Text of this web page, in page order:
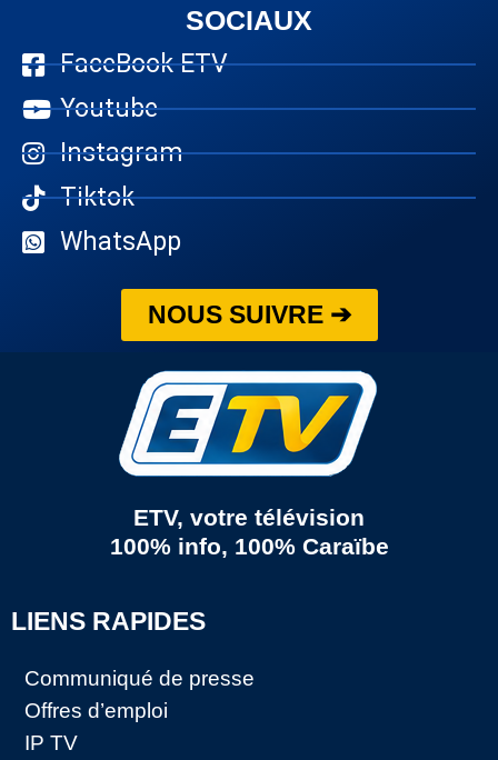
SOCIAUX
FaceBook ETV
Youtube
Instagram
Tiktok
WhatsApp
NOUS SUIVRE ➔
ETV, votre télévision
100% info, 100% Caraïbe
LIENS RAPIDES
Communiqué de presse
Offres d’emploi
IP TV